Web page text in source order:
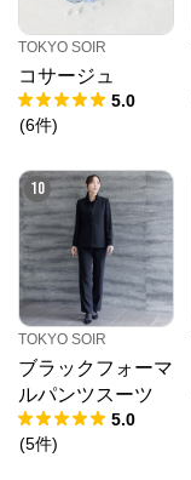
TOKYO SOIR
コサージュ
5.0
(6件)
10
TOKYO SOIR
ブラックフォーマ
ルパンツスーツ
5.0
(5件)